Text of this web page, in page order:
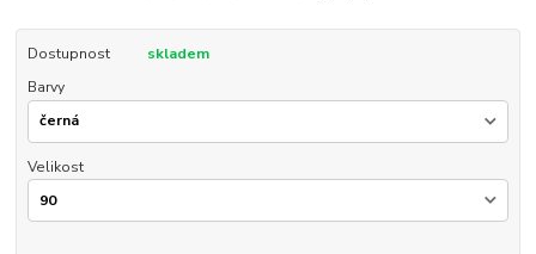
Dostupnost
skladem
Barvy
Velikost